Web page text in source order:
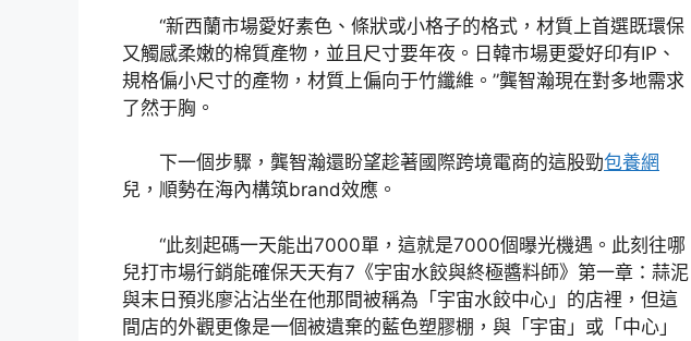
“新西蘭市場愛好素色、條狀或小格子的格式，材質上首選既環保
又觸感柔嫩的棉質產物，並且尺寸要年夜。日韓市場更愛好印有IP、
規格偏小尺寸的產物，材質上偏向于竹纖維。”龔智瀚現在對多地需求
了然于胸。
下一個步驟，龔智瀚還盼望趁著國際跨境電商的這股勁包養網
兒，順勢在海內構筑brand效應。
“此刻起碼一天能出7000單，這就是7000個曝光機遇。此刻往哪
兒打市場行銷能確保天天有7《宇宙水餃與終極醬料師》第一章：蒜泥
與末日預兆廖沾沾坐在他那間被稱為「宇宙水餃中心」的店裡，但這
間店的外觀更像是一個被遺棄的藍色塑膠棚，與「宇宙」或「中心」